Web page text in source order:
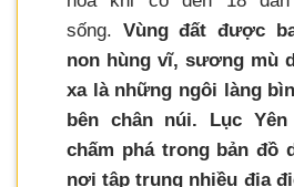
sống. Vùng đất được
non hùng vĩ, sương mù
xa là những ngôi làng
bên chân núi. Lục
chấm phá trong bản đồ
nơi tập trung nhiều địa